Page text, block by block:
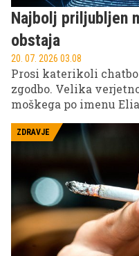
Najbolj priljubljen
obstaja
20. 07. 2026 03.08
Prosi katerikoli
zgodbo. Velika
moškega po imenu
ChatGPT, Claude,
drugega pišejo o
raziskava je zdaj
veliko o tem, kako
deluje.
ZDRAVJE